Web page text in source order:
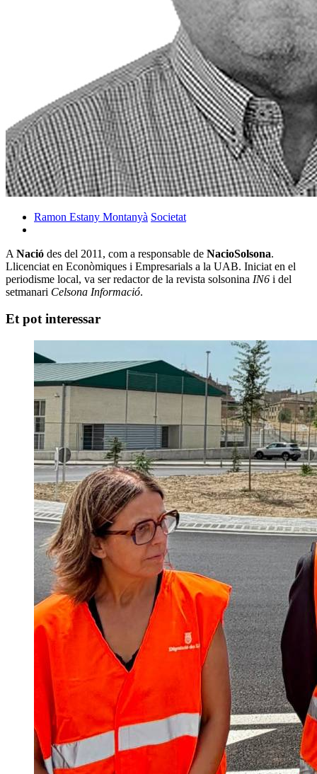
Ramon Estany Montanyà Societat
A Nació des del 2011, com a responsable de NacioSolsona.
Llicenciat en Econòmiques i Empresarials a la UAB. Iniciat en el
periodisme local, va ser redactor de la revista solsonina IN6 i del
setmanari Celsona Informació.
Et pot interessar